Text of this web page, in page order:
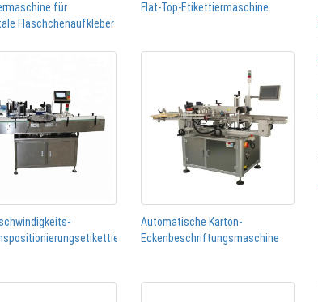
für
Fläschchenaufkleber
Flat-Top-Etikettiermaschine
Automatische Karton-
Eckenbeschriftungsmaschine